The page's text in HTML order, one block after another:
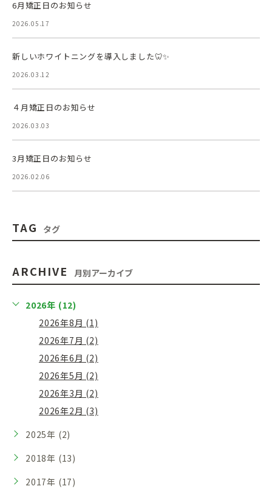
6月矯正日のお知らせ
2026.05.17
新しいホワイトニングを導入しました🦷✨
2026.03.12
４月矯正日のお知らせ
2026.03.03
3月矯正日のお知らせ
2026.02.06
TAG タグ
ARCHIVE 月別アーカイブ
2026年 (12)
2026年8月 (1)
2026年7月 (2)
2026年6月 (2)
2026年5月 (2)
2026年3月 (2)
2026年2月 (3)
2025年 (2)
2018年 (13)
2017年 (17)